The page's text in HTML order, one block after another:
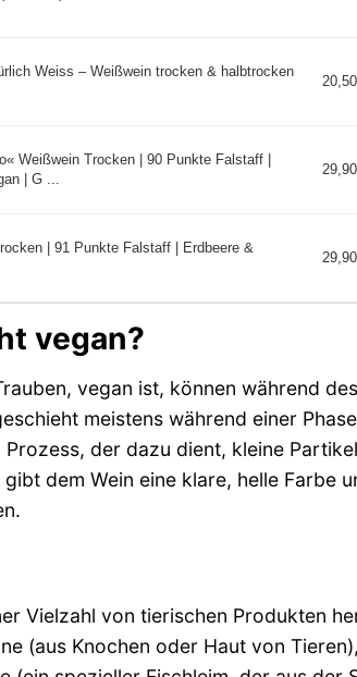
Weiss – Weißwein trocken & halbtrocken
Weißwein Trocken | 90 Punkte Falstaff |
| G ...
| 91 Punkte Falstaff | Erdbeere &
vegan?
vegan ist, können während
meistens während einer
der dazu dient, kleine
dem Wein eine klare, helle Farbe
Vielzahl von tierischen Produkten
(aus Knochen oder Haut von